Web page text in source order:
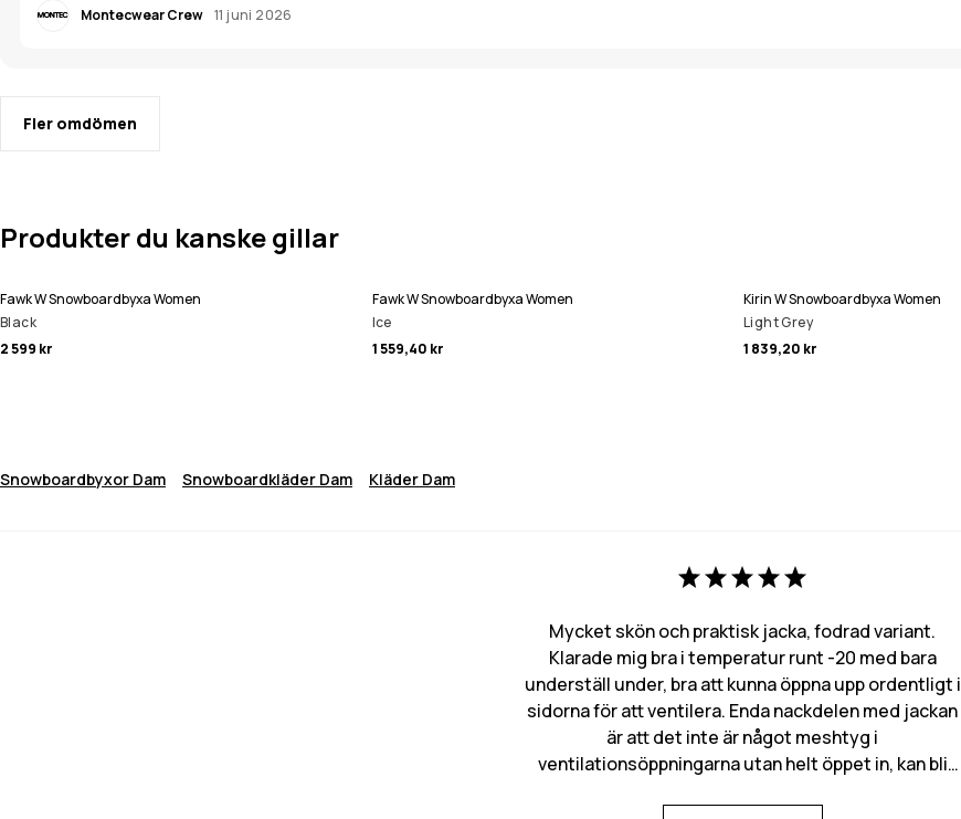
Montecwear Crew 11 juni 2026
Fler omdömen
Produkter du kanske gillar
Fawk W Snowboardbyxa Women
Black
2 599 kr
Fawk W Snowboardbyxa Women
Ice
1 559,40 kr
Kirin W Snowboardbyxa Women
Light Grey
1 839,20 kr
Snowboardbyxor Dam Snowboardkläder Dam Kläder Dam
Mycket skön och praktisk jacka, fodrad variant.
Klarade mig bra i temperatur runt -20 med bara
underställ under, bra att kunna öppna upp ordentligt i
sidorna för att ventilera. Enda nackdelen med jackan
är att det inte är något meshtyg i
ventilationsöppningarna utan helt öppet in, kan bli